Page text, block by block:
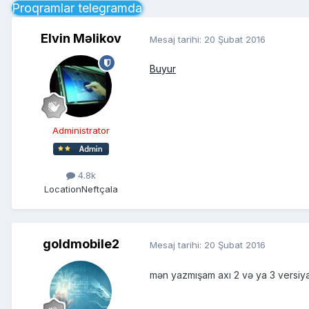
Proqramlar telegramda
Elvin Məlikov
Administrator
4.8k
LocationNeftçala
Mesaj tarihi: 20 Şubat 2016
Buyur
goldmobile2 Mesaj tarihi: 20 Şubat 2016
mən yazmışam axı 2 və ya 3